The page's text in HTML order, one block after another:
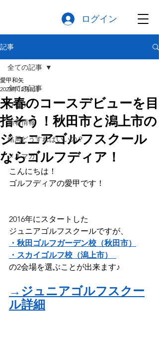
ログイン
記事
全ての記事
ブログ
新着情報
結局どうすればいいの？
メルマガ
全ての記事
来春のコースデビューを目
指そう！秋田市と潟上市の
ジュニアゴルフスクール
ならゴルフディア！
愛甲和矢
2023年12月8日
こんにちは！
ゴルフディアの愛甲です！
2016年にスタートした
ジュニアゴルフスクールですが、
・秋田ゴルフガーデン校（秋田市）
・スカイゴルフ校（潟上市）
の2会場を選ぶことが出来ます♪
→ジュニアゴルフスクー
ル詳細